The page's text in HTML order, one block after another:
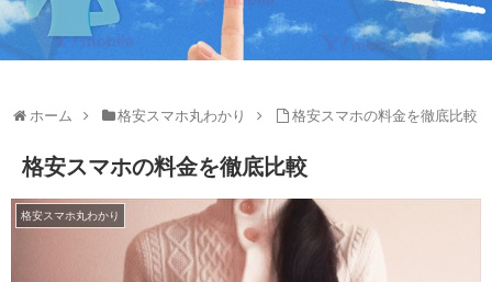
ホーム 格安スマホ丸わかり 格安スマホの料金を徹底比較
格安スマホの料金を徹底比較
格安スマホ丸わかり